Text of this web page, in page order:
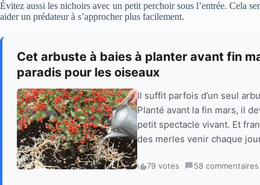
Évitez aussi les nichoirs avec un petit perchoir sous l’entrée. Cela
aider un prédateur à s’approcher plus facilement.
Cet arbuste à baies à planter avant fin
paradis pour les oiseaux
Il suffit parfois d’un seul
Planté avant la fin mars, il
petit spectacle vivant. Et
des merles venir chaque
79 votes · 58 commentaires